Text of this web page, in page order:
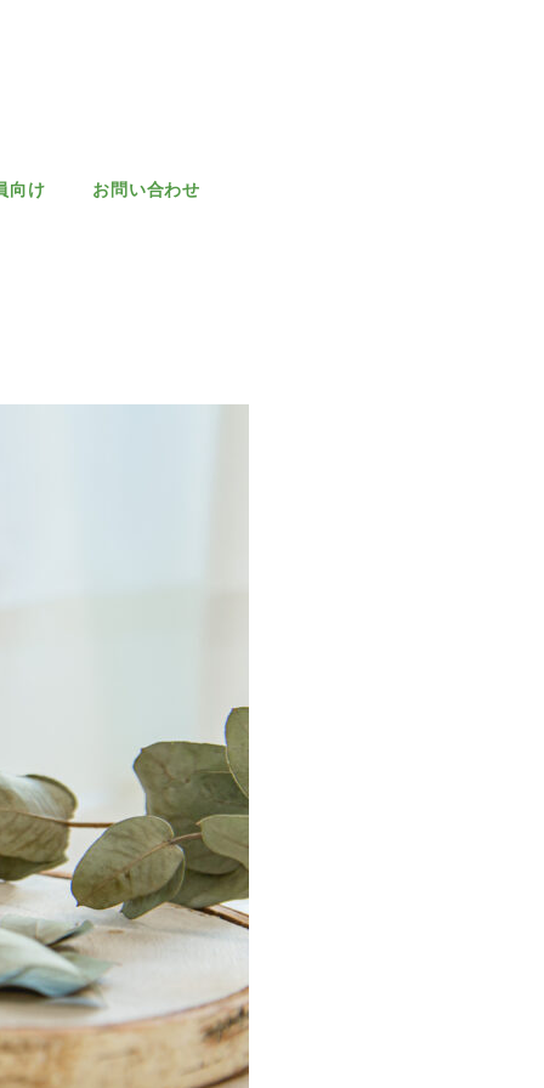
向け お問い合わせ